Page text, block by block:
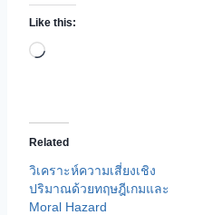
Like this:
L
d
n
g
Related
วิเคราะห์ความเสี่ยงเชิง
ปริมาณด้วยทฤษฎีเกมและ
Moral Hazard